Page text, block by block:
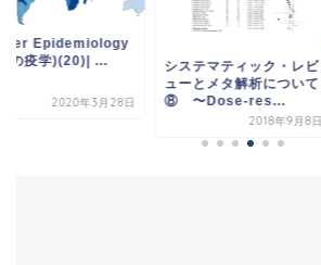
Epidemiology
の疫学)(20)| ...
2020年3月28日
システマティック・レビ
ューとメタ解析について
⑧ 〜Dose-res...
2018年9月8日